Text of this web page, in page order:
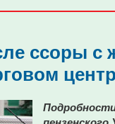
ссоры с
Подробности